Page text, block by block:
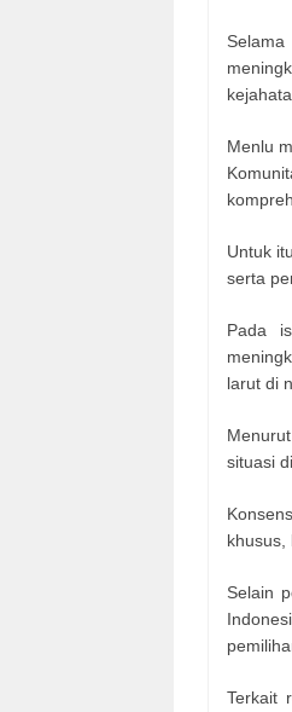
Menlu
Untuk
serta
Pada
larut di
situasi
khusus,
Selain
Terkait